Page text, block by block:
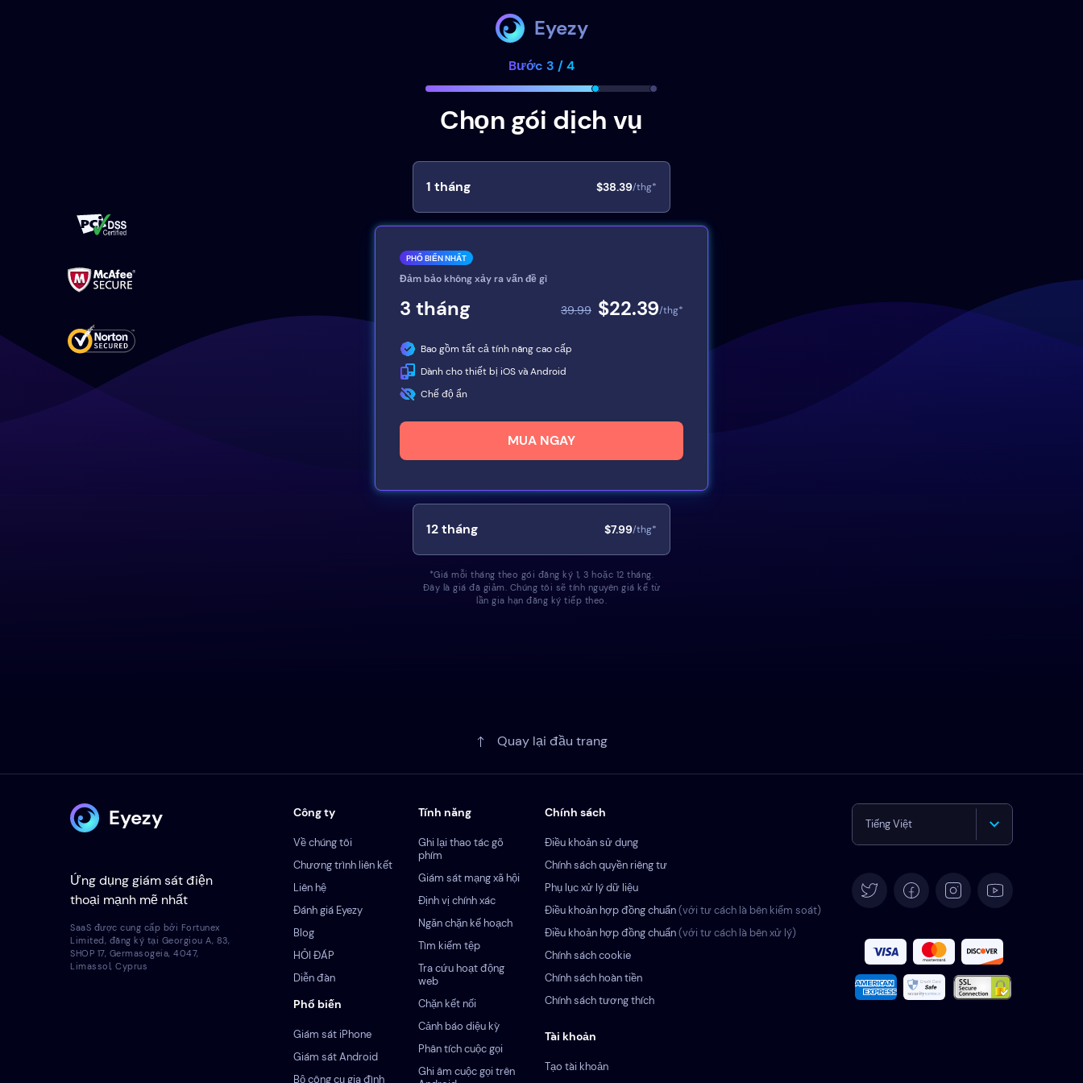
Eyezy
Bước 3 / 4
Chọn gói dịch vụ
1 tháng $38.39/thg*
PHỔ BIẾN NHẤT
Đảm bảo không xảy ra vấn đề gì
3 tháng 39.99 $22.39/thg*
Bao gồm tất cả tính năng cao cấp
Dành cho thiết bị iOS và Android
Chế độ ẩn
MUA NGAY
12tháng $7.99/thg*
*Giá mỗi tháng theo gói đăng ký 1, 3 hoặc 12 tháng.
Đây là giá đã giảm. Chúng tôi sẽ tính nguyên giá kể từ
lần gia hạn đăng ký tiếp theo.
Quay lại đầu trang
Eyezy
Ứng dụng giám sát điện
thoại mạnh mẽ nhất
Công ty
Về chúng tôi
Chương trình liên kết
Liên hệ
Đánh giá Eyezy
Blog
HỎI ĐÁP
Diễn đàn
Phổ biến
Giám sát iPhone
Giám sát Android
Bộ công cụ gia đình
Tài khoản
Tạo tài khoản
Chính sách
Điều khoản sử dụng
Chính sách quyền riêng tư
Phụ lục xử lý dữ liệu
Điều khoản hợp đồng chuẩn(với tư cách là bên kiểm soát)
Điều khoản hợp đồng chuẩn(với tư cách là bên xử lý)
Chính sách cookie
Chính sách hoàn tiền
Chính sách tương thích
Tính năng
Ghi lại thao tác gõ
phím
Giám sát mạng xã hội
Định vị chính xác
Ngăn chặn kế hoạch
Tìm kiếm tệp
Tra cứu hoạt động
web
Chặn kết nối
Cảnh báo diệu kỳ
Phân tích cuộc gọi
Ghi âm cuộc gọi trên
Tiếng Việt
Español
Français
SaaS được cung cấp bởi Fortunex
Limited, đăng ký tại Georgiou A, 83,
SHOP 17, Germasogeia, 4047,
Limassol, Cyprus